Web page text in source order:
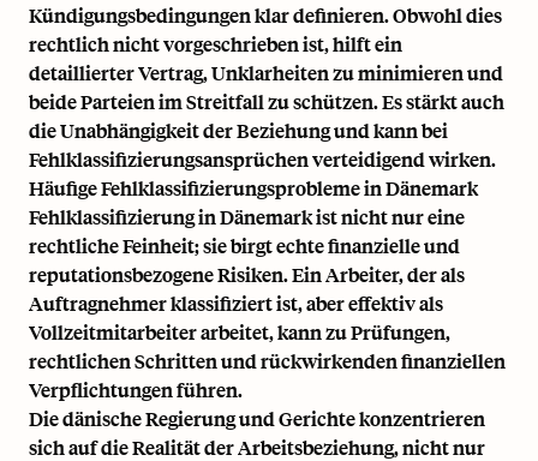
Kündigungsbedingungen klar definieren. Obwohl dies
rechtlich nicht vorgeschrieben ist, hilft ein
detaillierter Vertrag, Unklarheiten zu minimieren und
beide Parteien im Streitfall zu schützen. Es stärkt auch
die Unabhängigkeit der Beziehung und kann bei
Fehlklassifizierungsansprüchen verteidigend wirken.
Häufige Fehlklassifizierungsprobleme in Dänemark
Fehlklassifizierung in Dänemark ist nicht nur eine
rechtliche Feinheit; sie birgt echte finanzielle und
reputationsbezogene Risiken. Ein Arbeiter, der als
Auftragnehmer klassifiziert ist, aber effektiv als
Vollzeitmitarbeiter arbeitet, kann zu Prüfungen,
rechtlichen Schritten und rückwirkenden finanziellen
Verpflichtungen führen.
Die dänische Regierung und Gerichte konzentrieren
sich auf die Realität der Arbeitsbeziehung, nicht nur